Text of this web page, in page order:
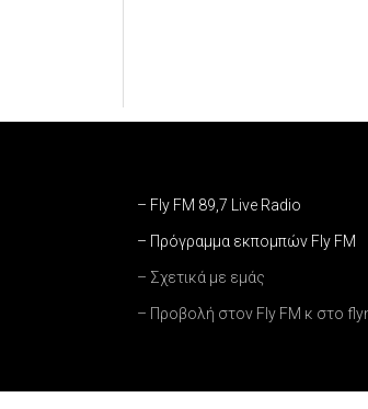
– Fly FM 89,7 Live Radio
– Πρόγραμμα εκπομπών Fly FM
– Σχετικά με εμάς
– Προβολή στον Fly FM κ στο